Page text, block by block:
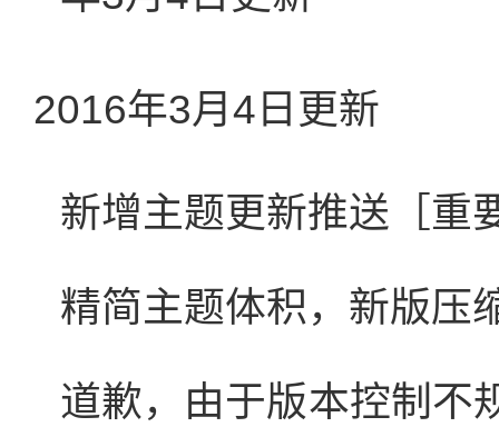
2016年3月4日更新
新增主题更新推送［重
精简主题体积，新版压
道歉，由于版本控制不